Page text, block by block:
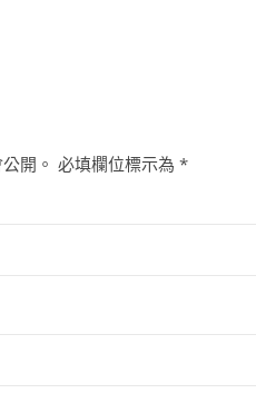
開。 必填欄位標示為 *